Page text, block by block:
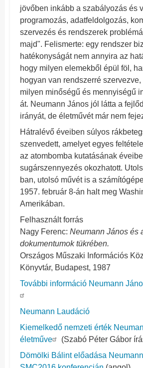
jövőben inkább a szabályozás és
programozás, adatfeldolgozás,
szervezés és rendszerek
majd". Felismerte: egy rendszer
hatékonyságát nem annyira az
hogy milyen elemekből épül föl,
hogyan van rendszerré
milyen minőségű és mennyiségű
át. Neumann János jól látta a
irányát, de életművét már nem
Hátralévő éveiben súlyos
szenvedett, amelyet egyes
az atombomba kutatásának
sugárszennyezés okozhatott.
ban, utolsó művét is a
1957. február 8-án halt meg
Amerikában.
Felhasznált forrás
Nagy Ferenc: Neumann János és
dokumentumok tükrében.
Országos Műszaki Információs
Könyvtár, Budapest, 1987
További információ Neumann
Neumann Laudáció
Kiemelkedő nemzeti érték
életműve
(Szabó Péter Gábor
Dömölki Bálint előadása